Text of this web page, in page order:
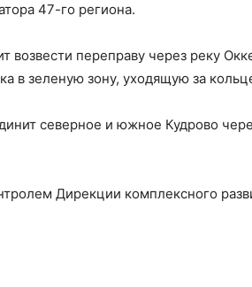
47-го региона.
возвести переправу через реку
в зеленую зону, уходящую за
северное и южное Кудрово
Дирекции комплексного